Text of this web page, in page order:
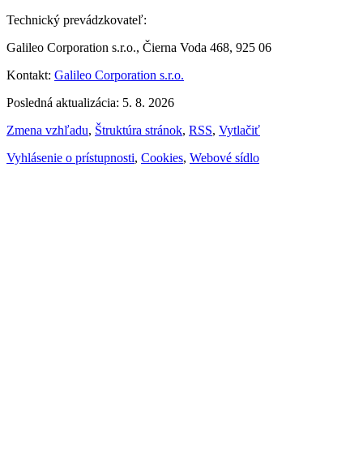
Technický prevádzkovateľ:
Galileo Corporation s.r.o., Čierna Voda 468, 925 06
Kontakt: Galileo Corporation s.r.o.
Posledná aktualizácia: 5. 8. 2026
Zmena vzhľadu, Štruktúra stránok, RSS, Vytlačiť
Vyhlásenie o prístupnosti, Cookies, Webové sídlo